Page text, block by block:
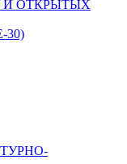
И ОТКРЫТЫХ
30)